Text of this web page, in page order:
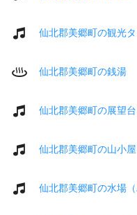
仙北郡美郷町の観光
仙北郡美郷町の銭湯
仙北郡美郷町の展望台
仙北郡美郷町の山小屋
仙北郡美郷町の水場（